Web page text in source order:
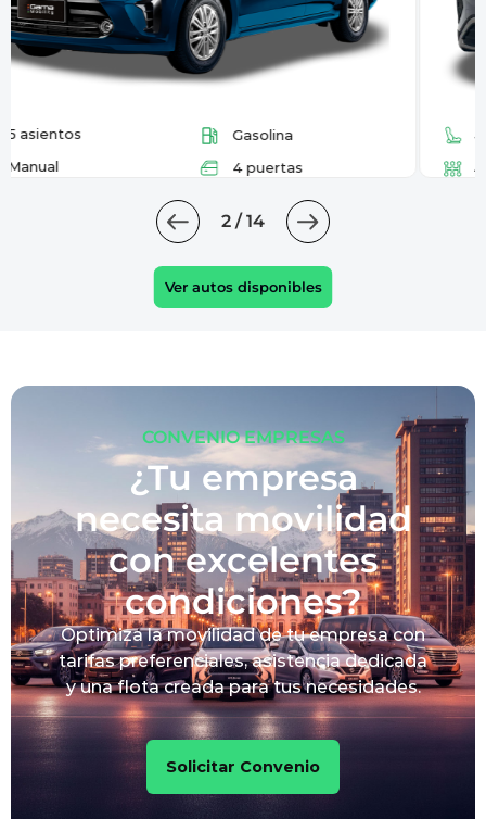
5 asientos
Gasolina
4 puertas
Ver autos disponibles
3 / 14
CONVENIO EMPRESAS
¿Tu empresa
necesita movilidad
con excelentes
condiciones?
Optimiza la movilidad de tu empresa con
tarifas preferenciales, asistencia dedicada
y una flota creada para tus necesidades.
Solicitar Convenio